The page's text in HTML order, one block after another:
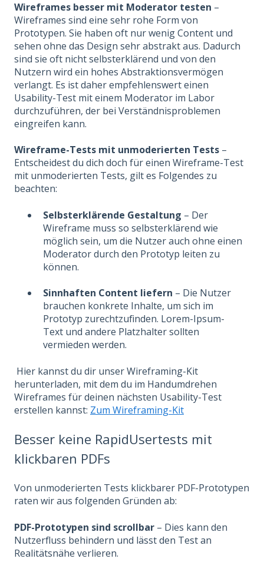
Wireframes besser mit Moderator testen –
Wireframes sind eine sehr rohe Form von
Prototypen. Sie haben oft nur wenig Content und
sehen ohne das Design sehr abstrakt aus. Dadurch
sind sie oft nicht selbsterklärend und von den
Nutzern wird ein hohes Abstraktionsvermögen
verlangt. Es ist daher empfehlenswert einen
Usability-Test mit einem Moderator im Labor
durchzuführen, der bei Verständnisproblemen
eingreifen kann.
Wireframe-Tests mit unmoderierten Tests –
Entscheidest du dich doch für einen Wireframe-Test
mit unmoderierten Tests, gilt es Folgendes zu
beachten:
Selbsterklärende Gestaltung – Der
Wireframe muss so selbsterklärend wie
möglich sein, um die Nutzer auch ohne einen
Moderator durch den Prototyp leiten zu
können.
Sinnhaften Content liefern – Die Nutzer
brauchen konkrete Inhalte, um sich im
Prototyp zurechtzufinden. Lorem-Ipsum-
Text und andere Platzhalter sollten
vermieden werden.
Hier kannst du dir unser Wireframing-Kit
herunterladen, mit dem du im Handumdrehen
Wireframes für deinen nächsten Usability-Test
erstellen kannst: Zum Wireframing-Kit
Besser keine RapidUsertests mit
klickbaren PDFs
Von unmoderierten Tests klickbarer PDF-Prototypen
raten wir aus folgenden Gründen ab:
PDF-Prototypen sind scrollbar – Dies kann den
Nutzerfluss behindern und lässt den Test an
Realitätsnähe verlieren.